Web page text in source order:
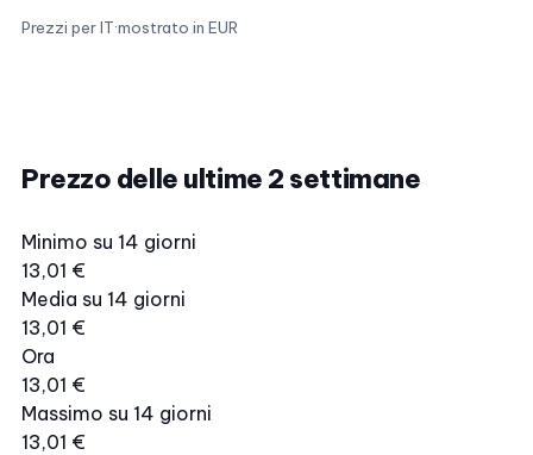
Prezzi per IT·mostrato in EUR
Prezzo delle ultime 2 settimane
Minimo su 14 giorni
13,01 €
Media su 14 giorni
13,01 €
Ora
13,01 €
Massimo su 14 giorni
13,01 €